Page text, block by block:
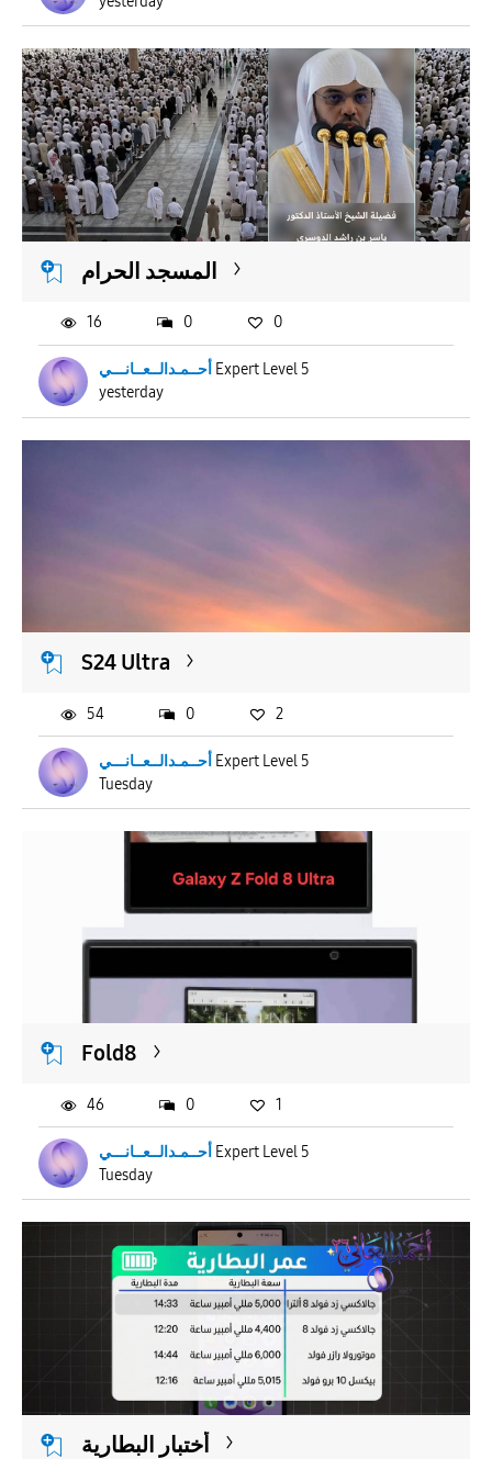
المسجد الحرام
أحــمـدالــعــانـــي Expert Level 5
yesterday
16 0 0
S24 Ultra
أحــمـدالــعــانـــي Expert Level 5
Tuesday
54 0 2
Fold8
أحــمـدالــعــانـــي Expert Level 5
Tuesday
46 0 1
أختبار البطارية